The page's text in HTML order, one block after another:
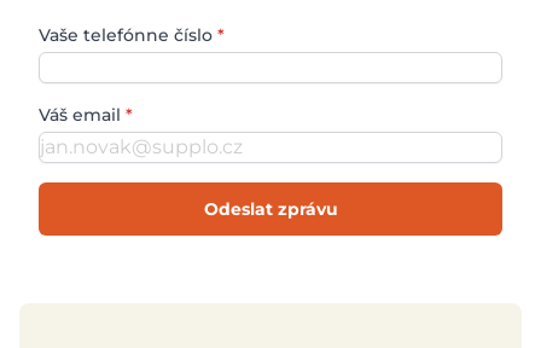
Vaše telefónne číslo *
Váš email *
Odeslat zprávu